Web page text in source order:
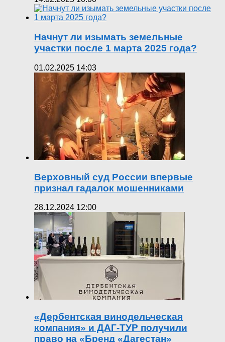
Начнут ли изымать земельные
участки после 1 марта 2025 года?
01.02.2025 14:03
Верховный суд России впервые
признал гадалок мошенниками
28.12.2024 12:00
«Дербентская винодельческая
компания» и ДАГ-ТУР получили
право на «Бренд «Дагестан»